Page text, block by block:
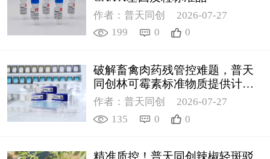
作者：普天同创
2026-07-27
199
0 0
破解畜禽肉药残管控难题，普天
同创林可霉素标准物质提供计量
支撑
作者：普天同创
2026-07-27
135
0 0